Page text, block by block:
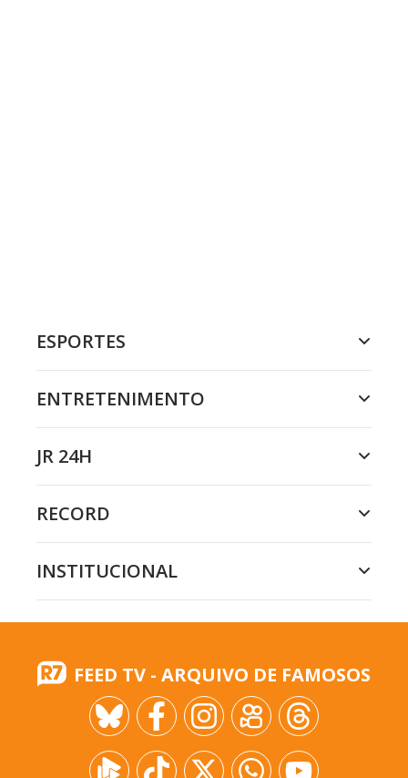
ESPORTES
ENTRETENIMENTO
JR 24H
RECORD
INSTITUCIONAL
FEED TV - ARQUIVO DE FAMOSOS